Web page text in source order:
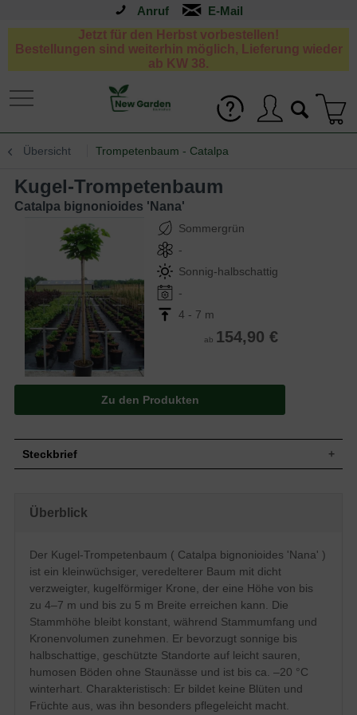
Anruf
Jetzt für den Herbst vorbestellen!
Bestellungen sind weiterhin möglich, Lieferung wieder
ab KW 38.
Übersicht Trompetenbaum - Catalpa
Kugel-Trompetenbaum
Catalpa bignonioides 'Nana'
Sommergrün
-
Sonnig-halbschattig
-
4 - 7 m
ab 154,90 €
Zu den Produkten
Steckbrief
wird dicker. Die Krone wird im Volumen
zunehmen und wachsen, kann durch
Rückschnitt beliebig groß gehalten
werden.
Wuchshöhe
4 - 7 m
Blatt
Herzförmig, frischgrün, weich behaart,
Herbstfärbung hellgelb, 10 bis 15 cm lang
Frucht
Keine
Blüte
Keine
Blütezeit
-
Hellgrau bis hellbraun, dünn und
Überblick
Der Kugel-Trompetenbaum ( Catalpa bignonioides 'Nana' )
ist ein kleinwüchsiger, veredelterer Baum mit dicht
verzweigter, kugelförmiger Krone, der eine Höhe von bis
zu 4–7 m und bis zu 5 m Breite erreichen kann. Die
Stammhöhe bleibt konstant, während Stammumfang und
Kronenvolumen zunehmen. Er bevorzugt sonnige bis
halbschattige, geschützte Standorte auf leicht sauren,
humosen Böden ohne Staunässe und ist bis ca. –20 °C
winterhart. Charakteristisch: Er bildet keine Blüten und
Früchte aus, was ihn besonders pflegeleicht macht.